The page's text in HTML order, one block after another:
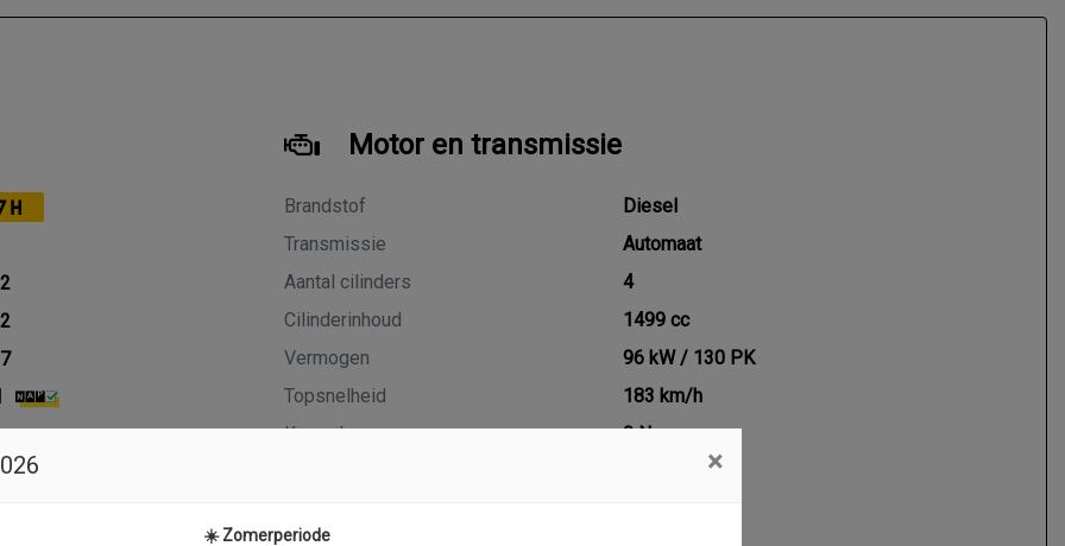
Motor en transmissie
Brandstof
Diesel
Transmissie
Automaat
Aantal cilinders
4
Cilinderinhoud
1499 cc
Vermogen
96 kW / 130 PK
Topsnelheid
183 km/h
Koppel
0 Nm
×
☀️ Zomerperiode